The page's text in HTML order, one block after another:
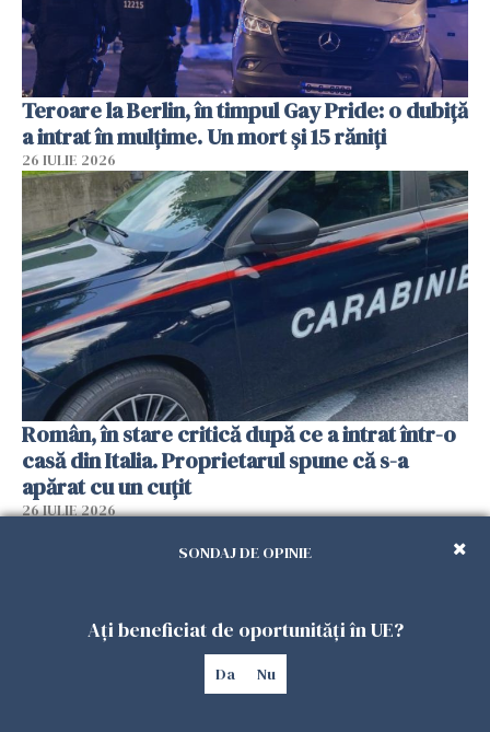
Teroare la Berlin, în timpul Gay Pride: o dubiță
a intrat în mulțime. Un mort și 15 răniți
26 IULIE 2026
Român, în stare critică după ce a intrat într-o
casă din Italia. Proprietarul spune că s-a
apărat cu un cuțit
26 IULIE 2026
SONDAJ DE OPINIE
Ați beneficiat de oportunități în UE?
Da Nu